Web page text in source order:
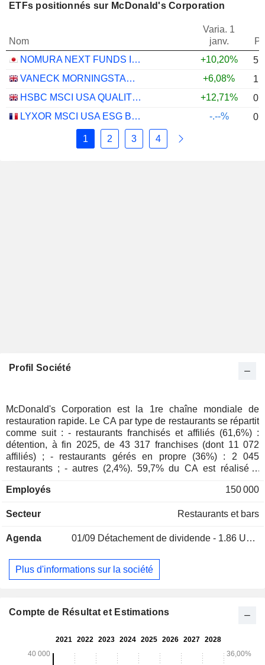
ETFs positionnés sur McDonald's Corporation
Nom
Varia. 1
janv.
NOMURA NEXT FUNDS INTERNATIONAL EQUITY MSCI-KOKUSAI (YEN-HEDGED) ETF - JPY
+10,20%
VANECK MORNINGSTAR US ESG WIDE MOAT UCITS ETF - USD
+6,08%
HSBC MSCI USA QUALITY UCITS ETF - USD
+12,71%
LYXOR MSCI USA ESG BROAD CTB (DR) UCITS ETF - DIST - EUR
-.--%
1 2 3 4
Profil Société
McDonald's Corporation est la 1re chaîne mondiale de
restauration rapide. Le CA par type de restaurants se répartit
comme suit : - restaurants franchisés et affiliés (61,6%) :
détention, à fin 2025, de 43 317 franchises (dont 11 072
affiliés) ; - restaurants gérés en propre (36%) : 2 045
restaurants ; - autres (2,4%). 59,7% du CA est réalisé à
Employés
150 000
Secteur Restaurants et bars
Agenda 01/09 Détachement de dividende - 1.86 USD
Plus d'informations sur la société
Compte de Résultat et Estimations